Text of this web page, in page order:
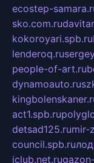
ecostep-
sko.com.ru
kokoroyari.spb.ru
lenderoq.ru
people-of-art.ru
dynamoauto.ru
act1.spb.ru
detsad125.rumir-
council.spb.ru
iclub.net.ru